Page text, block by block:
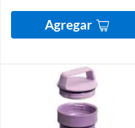
Agregar